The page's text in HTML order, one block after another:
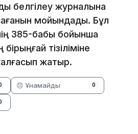
белгілеу журналына
мойындады. Бұл
385-бабы бойынша
тізіліміне
жатыр.
😞 Ұнамайды 0